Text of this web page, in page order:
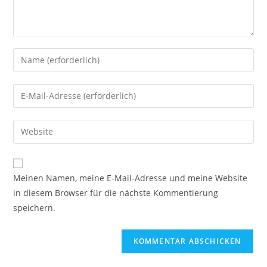
Meinen Namen, meine E-Mail-Adresse und meine Website
in diesem Browser für die nächste Kommentierung
speichern.